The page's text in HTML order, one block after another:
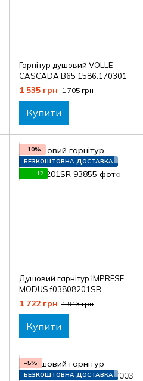
Гарнітур душовий VOLLE
CASCADA B65 1586.170301
1 535 грн 1 705 грн
Купити
−10%
БЕЗКОШТОВНА ДОСТАВКА
12
Душовий гарнітур IMPRESE
MODUS f03808201SR
1 722 грн 1 913 грн
Купити
−5%
БЕЗКОШТОВНА ДОСТАВКА